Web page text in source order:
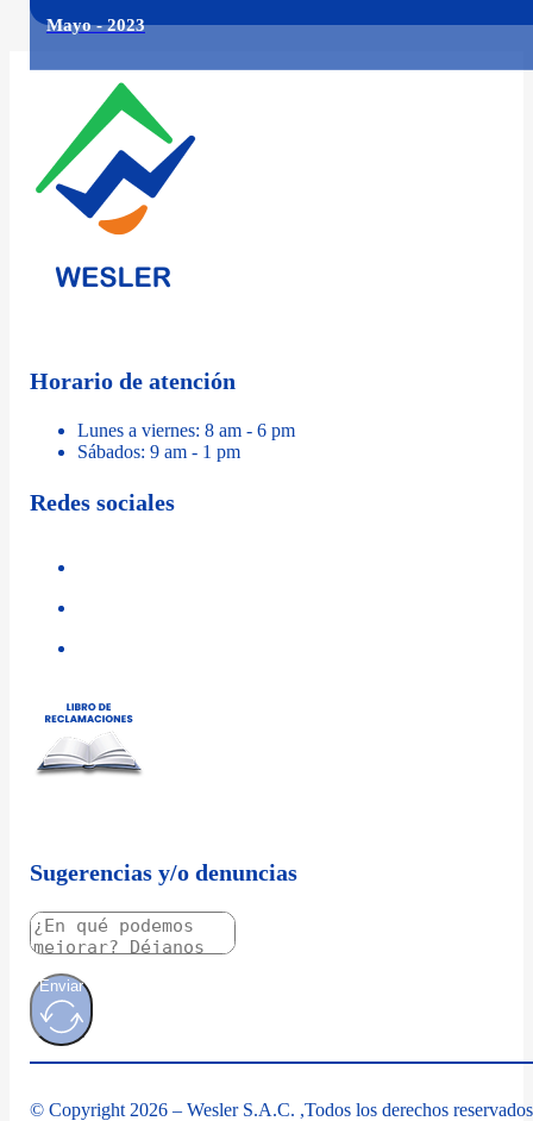
Mayo - 2023
Horario de atención
Lunes a viernes: 8 am - 6 pm
Sábados: 9 am - 1 pm
Redes sociales
Sugerencias y/o denuncias
Enviar
© Copyright 2026 – Wesler S.A.C. ,Todos los derechos